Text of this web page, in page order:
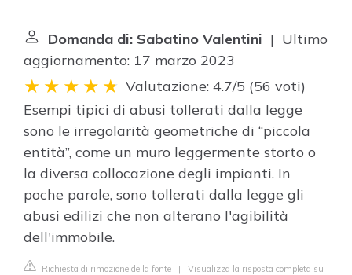
Domanda di: Sabatino Valentini | Ultimo
aggiornamento: 17 marzo 2023
Valutazione: 4.7/5 (56 voti)
Esempi tipici di abusi tollerati dalla legge
sono le irregolarità geometriche di “piccola
entità”, come un muro leggermente storto o
la diversa collocazione degli impianti. In
poche parole, sono tollerati dalla legge gli
abusi edilizi che non alterano l'agibilità
dell'immobile.
Richiesta di rimozione della fonte | Visualizza la risposta completa su